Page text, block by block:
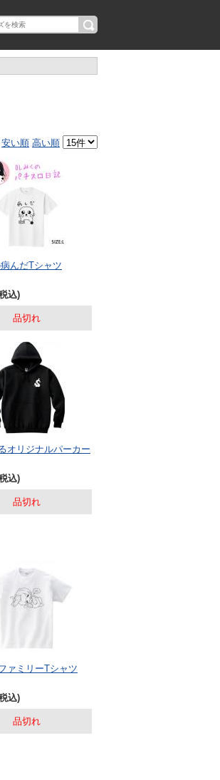
安い順 高い順
んだTシャツ
込)
品切れ
オリジナルパーカー
込)
品切れ
ァミリーTシャツ
込)
品切れ